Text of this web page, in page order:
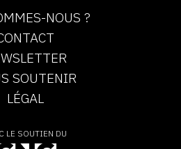
NOUS ?
SOUTENIR
LÉGAL
LE SOUTIEN DU